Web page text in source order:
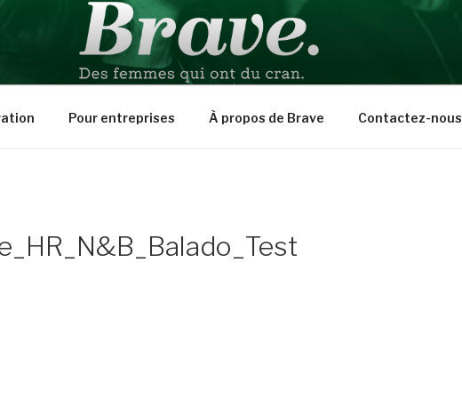
Pour entreprises À propos de Brave Contactez-nous